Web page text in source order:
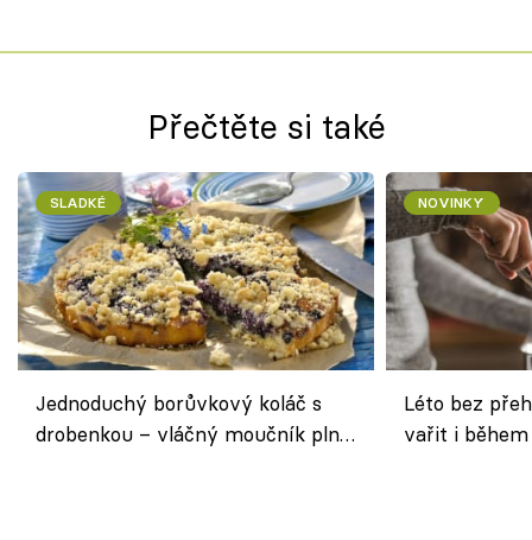
Přečtěte si také
SLADKÉ
Jednoduchý borůvkový koláč s
drobenkou – vláčný moučník plný
NOVINKY
Léto bez
vařit i